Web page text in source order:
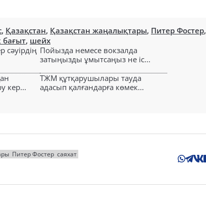
, Қазақстан, Қазақстан жаңалықтары, Питер Фостер,
бағыт, шейх
сәуірдің Пойызда немесе вокзалда
затыңызды ұмытсаңыз не іс...
кер...
ТЖМ құтқарушылары тауда
адасып қалғандарға көмек...
Питер Фостер саяхат